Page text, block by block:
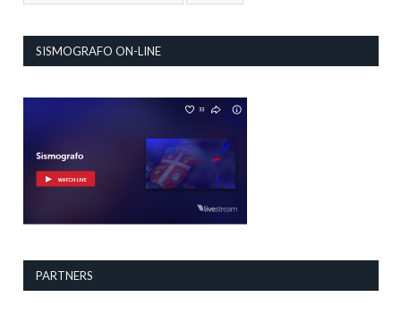
SISMOGRAFO ON-LINE
PARTNERS